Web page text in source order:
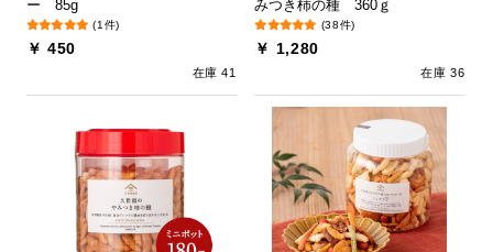
ー 85g
(1件)
￥ 450
在庫 41
みつき柿の種 360ｇ
(38件)
￥ 1,280
在庫 36